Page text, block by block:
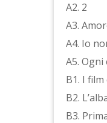
A2. 2
A3.
A4. Io
A5.
B1. I film
B2.
B3.